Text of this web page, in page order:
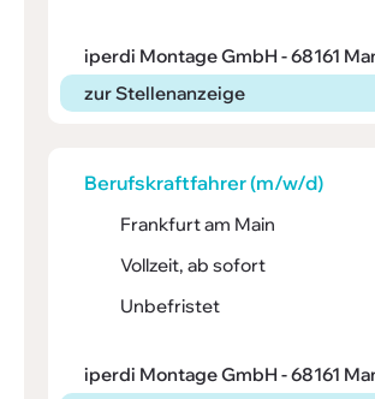
iperdi Montage GmbH - 68161
zur Stellenanzeige
Berufs­kraft­fahrer (m/w/d)
Frankfurt am Main
Vollzeit, ab sofort
Unbefristet
iperdi Montage GmbH - 68161